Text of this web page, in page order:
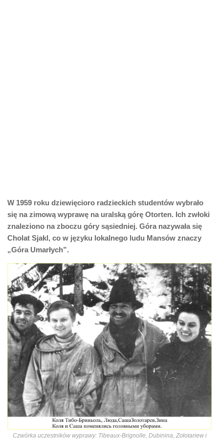
W 1959 roku dziewięcioro radzieckich studentów wybrało
się na zimową wyprawę na uralską górę Otorten. Ich zwłoki
znaleziono na zboczu góry sąsiedniej. Góra nazywała się
Cholat Sjakl, co w języku lokalnego ludu Mansów znaczy
„Góra Umarłych”.
Czwórka uczestników wyprawy: Tibeaux-Brignolle, Dubinina, Zołotariew i